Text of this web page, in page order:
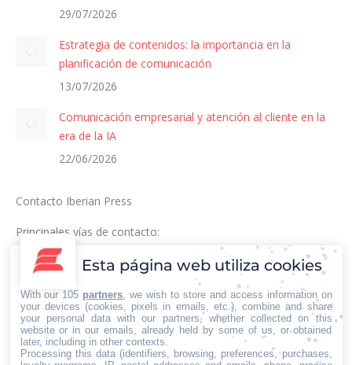
29/07/2026
Estrategia de contenidos: la importancia en la
planificación de comunicación
13/07/2026
Comunicación empresarial y atención al cliente en la
era de la IA
22/06/2026
Contacto Iberian Press
Principales vías de contacto:
E-mail:
Teléfono:
+34 911863556
Esta página web utiliza cookies
With our 105 partners , we wish to store and access information on
your devices (cookies, pixels in emails, etc.), combine and share
your personal data with our partners, whether collected on this
website or in our emails, already held by some of us, or obtained
later, including in other contexts.
Processing this data (identifiers, browsing, preferences, purchases,